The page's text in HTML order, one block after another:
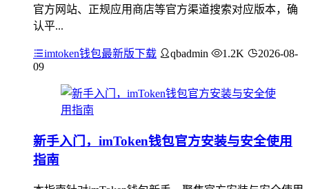
官方网站、正规应用商店等官方渠道搜索对应版本，确
认平...
imtoken钱包最新版下载 qbadmin 1.2K
2026-08-
09
新手入门，imToken钱包官方安装与安全使用
指南